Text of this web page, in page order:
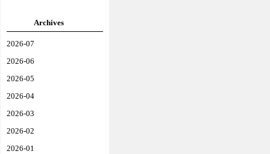
Archives
2026-07
2026-06
2026-05
2026-04
2026-03
2026-02
2026-01